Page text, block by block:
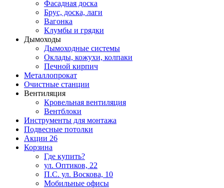
Фасадная доска
Брус, доска, лаги
Вагонка
Клумбы и грядки
Дымоходы
Дымоходные системы
Оклады, кожухи, колпаки
Печной кирпич
Металлопрокат
Очистные станции
Вентиляция
Кровельная вентиляция
Вентблоки
Инструменты для монтажа
Подвесные потолки
Акции 26
Корзина
Где купить?
ул. Оптиков, 22
П.С. ул. Воскова, 10
Мобильные офисы